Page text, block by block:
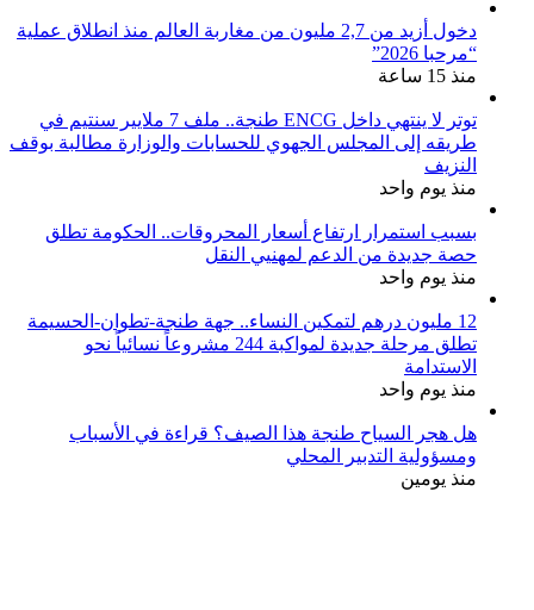
دخول أزيد من 2,7 مليون من مغاربة العالم منذ انطلاق عملية
“مرحبا 2026”
منذ 15 ساعة
توتر لا ينتهي داخل ENCG طنجة.. ملف 7 ملايير سنتيم في
طريقه إلى المجلس الجهوي للحسابات والوزارة مطالبة بوقف
النزيف
منذ يوم واحد
بسبب استمرار ارتفاع أسعار المحروقات.. الحكومة تطلق
حصة جديدة من الدعم لمهنيي النقل
منذ يوم واحد
12 مليون درهم لتمكين النساء.. جهة طنجة-تطوان-الحسيمة
تطلق مرحلة جديدة لمواكبة 244 مشروعاً نسائياً نحو
الاستدامة
منذ يوم واحد
هل هجر السياح طنجة هذا الصيف؟ قراءة في الأسباب
ومسؤولية التدبير المحلي
منذ يومين